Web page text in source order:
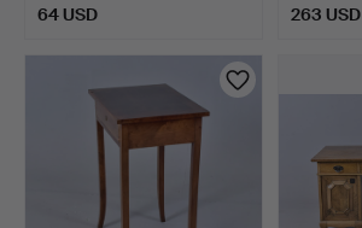
64 USD 263 USD